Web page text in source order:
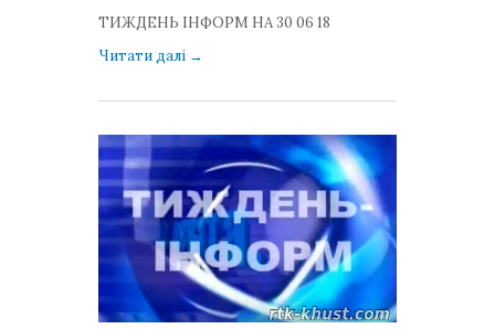
ТИЖДЕНЬ ІНФОРМ НА 30 06 18
Читати далі →